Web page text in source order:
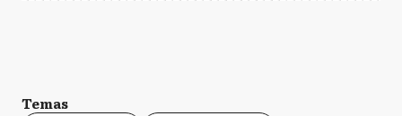
Temas